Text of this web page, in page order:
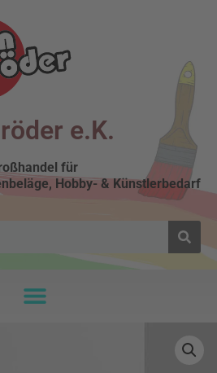
e.K.
für
Hobby- & Künstlerbedarf